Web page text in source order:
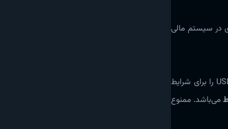
در سیستم مالی
در اکتبر ۲۰۲۵، پس از انتشار مقاله‌ای توسط سازمان آمریکایی‌ها برای اصلاحات مالیاتی، مشخص شد که شرایط خدمات سیرکل، استفاده از USDC را برای شرایط
می‌باشد. ممنوع